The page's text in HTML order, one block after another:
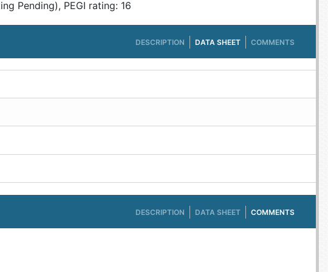
Pending), PEGI rating: 16
DESCRIPTION DATA SHEET COMMENTS
DESCRIPTION DATA SHEET COMMENTS